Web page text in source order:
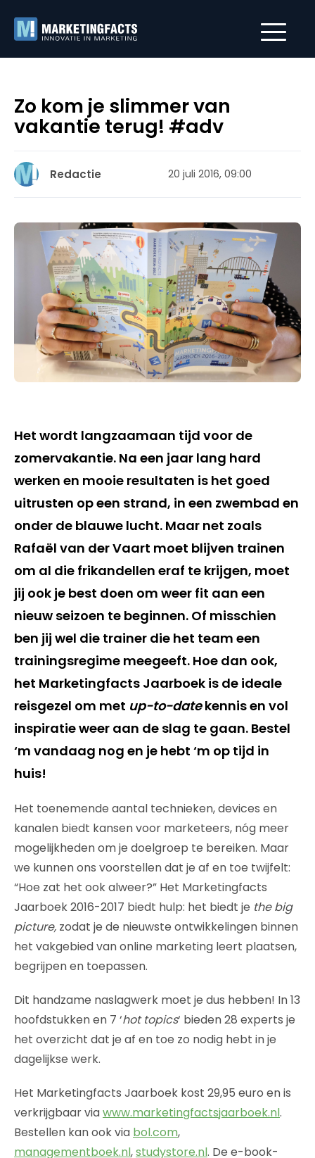
Zo kom je slimmer van
vakantie terug! #adv
Redactie 20 juli 2016, 09:00
Het wordt langzaamaan tijd voor de
zomervakantie. Na een jaar lang hard
werken en mooie resultaten is het goed
uitrusten op een strand, in een zwembad en
onder de blauwe lucht. Maar net zoals
Rafaël van der Vaart moet blijven trainen
om al die frikandellen eraf te krijgen, moet
jij ook je best doen om weer fit aan een
nieuw seizoen te beginnen. Of misschien
ben jij wel die trainer die het team een
trainingsregime meegeeft. Hoe dan ook,
het Marketingfacts Jaarboek is de ideale
reisgezel om met up-to-datekennis en vol
inspiratie weer aan de slag te gaan. Bestel
‘m vandaag nog en je hebt ‘m op tijd in
huis!
Het toenemende aantal technieken, devices en
kanalen biedt kansen voor marketeers, nóg meer
mogelijkheden om je doelgroep te bereiken. Maar
we kunnen ons voorstellen dat je af en toe twijfelt:
“Hoe zat het ook alweer?” Het Marketingfacts
Jaarboek 2016-2017 biedt hulp: het biedt je the big
picture, zodat je de nieuwste ontwikkelingen binnen
het vakgebied van online marketing leert plaatsen,
begrijpen en toepassen.
Dit handzame naslagwerk moet je dus hebben! In 13
hoofdstukken en 7 ‘hot topics‘ bieden 28 experts je
het overzicht dat je af en toe zo nodig hebt in je
dagelijkse werk.
Het Marketingfacts Jaarboek kost 29,95 euro en is
verkrijgbaar viawww.marketingfactsjaarboek.nl.
Bestellen kan ook via bol.com,
managementboek.nl,studystore.nl. De e-book-